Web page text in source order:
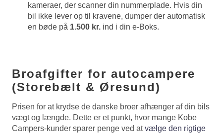
kameraer, der scanner din nummerplade. Hvis din
bil ikke lever op til kravene, dumper der automatisk
en bøde på 1.500 kr. ind i din e-Boks.
Broafgifter for autocampere
(Storebælt & Øresund)
Prisen for at krydse de danske broer afhænger af din bils
vægt og længde. Dette er et punkt, hvor mange Kobe
Campers-kunder sparer penge ved atvælge den rigtige